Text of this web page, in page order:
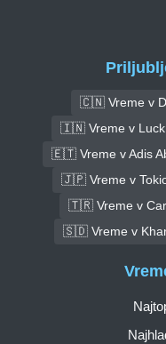
🇨🇳 Vreme v
🇮🇳 Vreme v
🇪🇹 Vreme v Adis
🇯🇵 Vreme v
🇹🇷 Vreme v
🇸🇩 Vreme v